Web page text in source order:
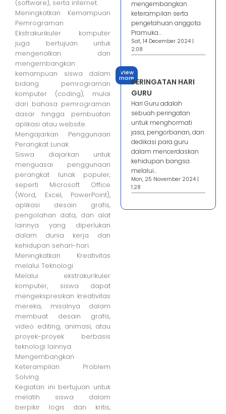
(software), serta internet.
Meningkatkan Kemampuan
Pemrograman
Ekstrakurikuler komputer
juga bertujuan untuk
mengenalkan dan
mengembangkan
kemampuan siswa dalam
bidang pemrograman
komputer (coding), mulai
dari bahasa pemrograman
dasar hingga pembuatan
aplikasi atau website.
Mengajarkan Penggunaan
Perangkat Lunak
Siswa diajarkan untuk
menguasai penggunaan
perangkat lunak populer,
seperti Microsoft Office
(Word, Excel, PowerPoint),
aplikasi desain grafis,
pengolahan data, dan alat
lainnya yang diperlukan
dalam dunia kerja dan
kehidupan sehari-hari.
Meningkatkan Kreativitas
melalui Teknologi
Melalui ekstrakurikuler
komputer, siswa dapat
mengekspresikan kreativitas
mereka, misalnya dalam
membuat desain grafis,
video editing, animasi, atau
proyek-proyek berbasis
teknologi lainnya.
Mengembangkan
Keterampilan Problem
Solving
Kegiatan ini bertujuan untuk
melatih siswa dalam
berpikir logis dan kritis,
View
more
mengembangkan
keterampilan serta
pengetahuan anggota
Pramuka...
Sat, 14 December 2024 |
2:08
PERINGATAN HARI
GURU
Hari Guru adalah
sebuah peringatan
untuk menghormati
jasa, pengorbanan, dan
dedikasi para guru
dalam mencerdaskan
kehidupan bangsa
melalui...
Mon, 25 November 2024 |
1:28